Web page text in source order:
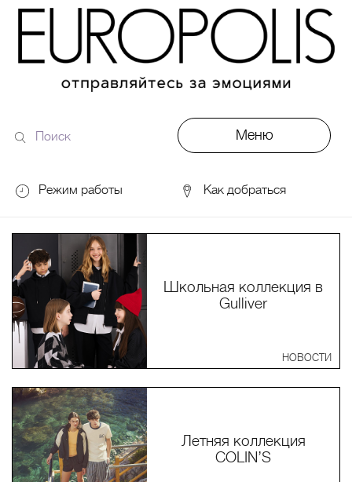
Поиск
Режим работы
09:00 – 24:00
VASILCHUKI Chaihona №1
23:00
Кинотеатр "МИРАЖ Синема
10:00
до последнего сеанса
Как добраться
Меню
Школьная коллекция в
Gulliver
НОВОСТИ
Летняя коллекция
COLIN’S